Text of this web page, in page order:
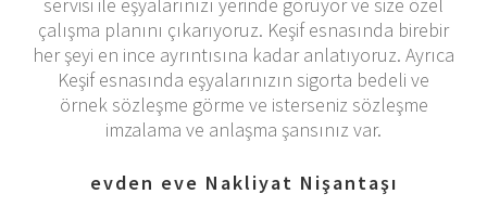
servisi ile eşyalarınızı yerinde görüyor ve size özel
çalışma planını çıkarıyoruz. Keşif esnasında birebir
her şeyi en ince ayrıntısına kadar anlatıyoruz. Ayrıca
Keşif esnasında eşyalarınızın sigorta bedeli ve
örnek sözleşme görme ve isterseniz sözleşme
imzalama ve anlaşma şansınız var.
evden eve Nakliyat Nişantaşı